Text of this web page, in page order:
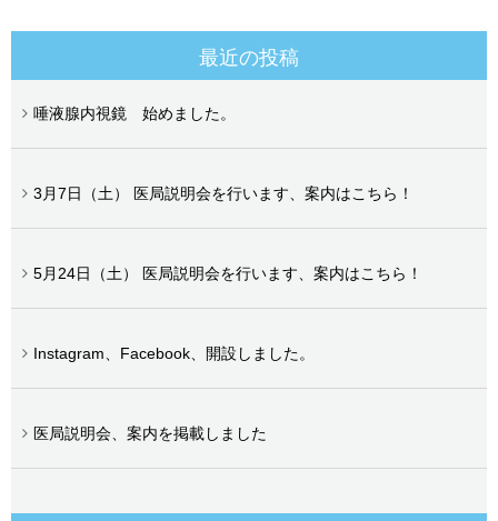
最近の投稿
唾液腺内視鏡 始めました。
3月7日（土） 医局説明会を行います、案内はこちら！
5月24日（土） 医局説明会を行います、案内はこちら！
Instagram、Facebook、開設しました。
医局説明会、案内を掲載しました